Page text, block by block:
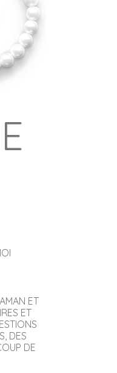
ET
ET
DES
DE